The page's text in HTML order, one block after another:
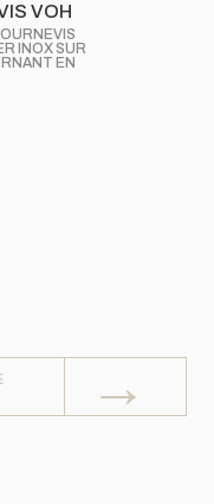
VOH
INOX SUR
EN
→